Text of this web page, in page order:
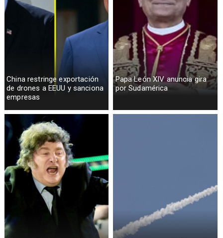
China restringe exportación
de drones a EEUU y sanciona
empresas
Papa León XIV anuncia gira
por Sudamérica